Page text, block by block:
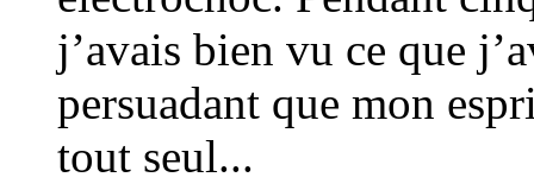
j’avais bien vu ce que
persuadant que mon
tout seul...